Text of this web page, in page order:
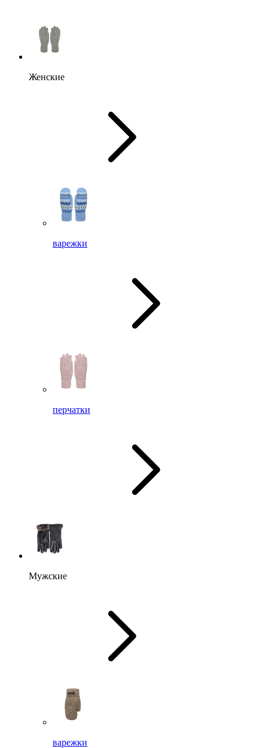
Женские
варежки
перчатки
Мужские
варежки